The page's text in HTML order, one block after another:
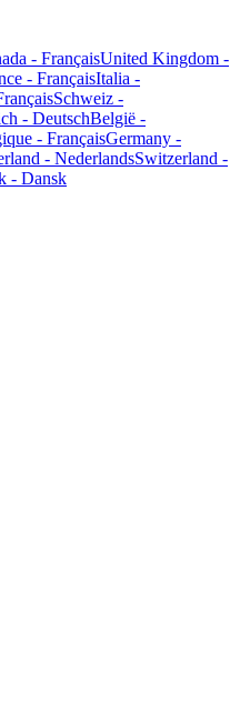
- FrançaisUnited Kingdom -
- FrançaisItalia -
Schweiz -
- DeutschBelgië -
- FrançaisGermany -
- NederlandsSwitzerland -
- Dansk